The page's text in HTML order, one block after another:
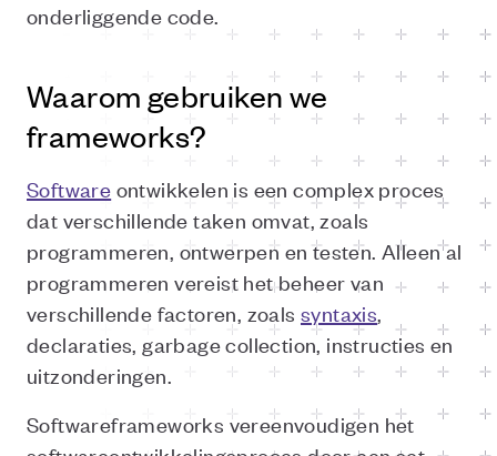
onderliggende code.
Waarom gebruiken we
frameworks?
Software ontwikkelen is een complex proces
dat verschillende taken omvat, zoals
programmeren, ontwerpen en testen. Alleen al
programmeren vereist het beheer van
verschillende factoren, zoals syntaxis,
declaraties, garbage collection, instructies en
uitzonderingen.
Softwareframeworks vereenvoudigen het